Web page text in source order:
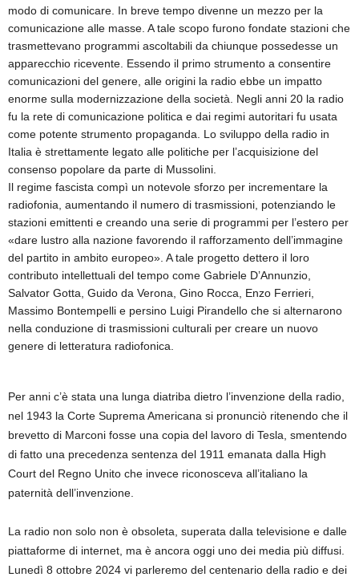
modo di comunicare. In breve tempo divenne un mezzo per la
comunicazione alle masse. A tale scopo furono fondate stazioni che
trasmettevano programmi ascoltabili da chiunque possedesse un
apparecchio ricevente. Essendo il primo strumento a consentire
comunicazioni del genere, alle origini la radio ebbe un impatto
enorme sulla modernizzazione della società. Negli anni 20 la radio
fu la rete di comunicazione politica e dai regimi autoritari fu usata
come potente strumento propaganda. Lo sviluppo della radio in
Italia è strettamente legato alle politiche per l’acquisizione del
consenso popolare da parte di Mussolini.
Il regime fascista compì un notevole sforzo per incrementare la
radiofonia, aumentando il numero di trasmissioni, potenziando le
stazioni emittenti e creando una serie di programmi per l’estero per
«dare lustro alla nazione favorendo il rafforzamento dell’immagine
del partito in ambito europeo». A tale progetto dettero il loro
contributo intellettuali del tempo come Gabriele D’Annunzio,
Salvator Gotta, Guido da Verona, Gino Rocca, Enzo Ferrieri,
Massimo Bontempelli e persino Luigi Pirandello che si alternarono
nella conduzione di trasmissioni culturali per creare un nuovo
genere di letteratura radiofonica.
Per anni c’è stata una lunga diatriba dietro l’invenzione della radio,
nel 1943 la Corte Suprema Americana si pronunciò ritenendo che il
brevetto di Marconi fosse una copia del lavoro di Tesla, smentendo
di fatto una precedenza sentenza del 1911 emanata dalla High
Court del Regno Unito che invece riconosceva all’italiano la
paternità dell’invenzione.
La radio non solo non è obsoleta, superata dalla televisione e dalle
piattaforme di internet, ma è ancora oggi uno dei media più diffusi.
Lunedì 8 ottobre 2024 vi parleremo del centenario della radio e dei